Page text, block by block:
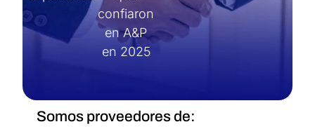
confiaron
en A&P
en 2025
Somos proveedores de: